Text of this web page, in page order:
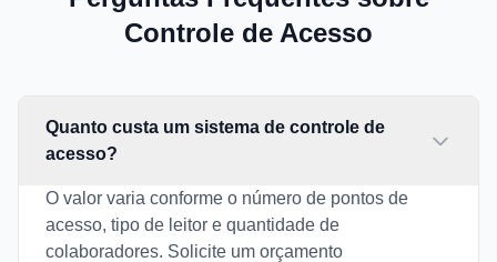
Controle de Acesso
Quanto custa um sistema de controle de
acesso?
O valor varia conforme o número de pontos de
acesso, tipo de leitor e quantidade de
colaboradores. Solicite um orçamento